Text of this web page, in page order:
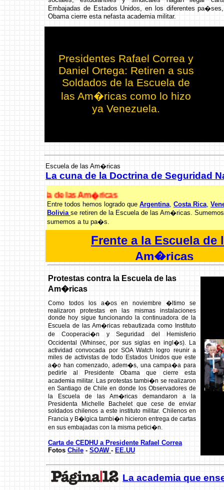
Protestas contra la Escuela de las
Am�ricas
Como todos los a�os en noviembre �ltimo se
realizaron protestas en las mismas instalaciones
donde hoy sigue funcionando la continuadora de la
Escuela de las Am�ricas rebautizada como Instituto
de Cooperaci�n y Seguridad del Hemisferio
Occidental (Whinsec, por sus siglas en ingl�s). La
actividad convocada por SOA Watch logro reunir a
miles de activistas de todo Estados Unidos que este
a�o han comenzado, adem�s, una campa�a para
pedirle al Presidente Obama que cierre esta
academia militar. Las protestas tambi�n se realizaron
en Santiago de Chile en donde los Observadores de
la Escuela de las Am�ricas demandaron a la
Presidenta Michelle Bachelet que cese de enviar
soldados chilenos a este instituto militar. Chilenos en
Francia y B�lgica tambi�n hicieron entrega de cartas
en sus embajadas con la misma petici�n.
Carta de CEDHU a Presidente Rafael Correa
Fotos Chile - SOAW - EE.UU
La academia que
Entre todos hemos logrado que Argentina, Costa Rica,
Bolivia se retiren de la Escuela de las Am�ricas.
sumemos a tu pa�s.
de las Am�ricas
Embajadas de Estados Unidos, en los diferentes
Obama cierre esta nefasta academia militar.
Frente a la Escuela de
Am�ricas
Escuela de las Am�ricas
La cuna de la Doctrina de Seguridad
Presidentes Rafael Correa y
Daniel Ortega: Retiren a sus
Soldados de la Escuela de
las Am�ricas como lo hizo
ya Venezuela.